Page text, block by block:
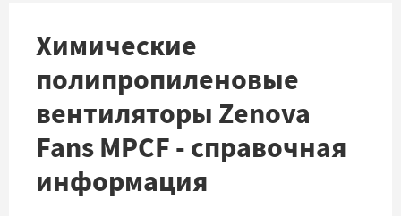
Химические
полипропиленовые
вентиляторы Zenova
Fans MPCF - справочная
информация